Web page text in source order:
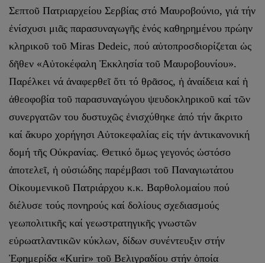
Σεπτοῦ Πατριαρχείου Σερβίας στό Μαυροβούνιο, γιά τήν
ἐνίσχυσι μιᾶς παρασυναγωγῆς ἑνός καθηρημένου πρώην
κληρικοῦ τοῦ Miras Dedeic, πού αὐτοπροσδιορίζεται ὡς
δῆθεν «Αὐτοκέφαλη Ἐκκλησία τοῦ Μαυροβουνίου».
Παρέλκει νά ἀναφερθεῖ ὅτι τό θρᾶσος, ἡ ἀναίδεια καί ἡ
ἀθεοφοβία τοῦ παρασυναγώγου ψευδοκληρικοῦ καί τῶν
συνεργατῶν του δυστυχῶς ἐνισχύθηκε ἀπό τήν ἄκριτο
καί ἄκυρο χορήγησι Αὐτοκεφαλίας εἰς τήν ἀντικανονική
δομή τῆς Οὐκρανίας. Θετικό ὅμως γεγονός ὡστόσο
ἀποτελεῖ, ἡ οὐσιώδης παρέμβασι τοῦ Παναγιωτάτου
Οἰκουμενικοῦ Πατριάρχου κ.κ. Βαρθολομαίου πού
διέλυσε τούς πονηρούς καί δολίους σχεδιασμούς
γεωπολιτικῆς καί γεωστρατηγικῆς γνωστῶν
εὐρωατλαντικῶν κύκλων, δίδων συνέντευξιν στήν
Ἐφημερίδα «Kurir» τοῦ Βελιγραδίου στήν ὁποία